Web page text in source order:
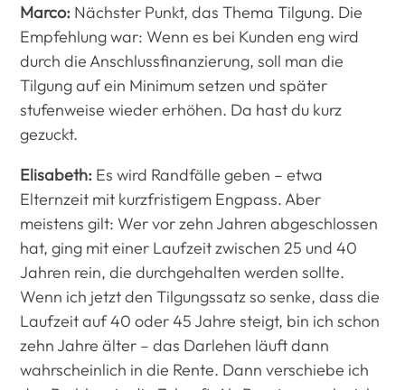
Marco: Nächster Punkt, das Thema Tilgung. Die
Empfehlung war: Wenn es bei Kunden eng wird
durch die Anschlussfinanzierung, soll man die
Tilgung auf ein Minimum setzen und später
stufenweise wieder erhöhen. Da hast du kurz
gezuckt.
Elisabeth: Es wird Randfälle geben – etwa
Elternzeit mit kurzfristigem Engpass. Aber
meistens gilt: Wer vor zehn Jahren abgeschlossen
hat, ging mit einer Laufzeit zwischen 25 und 40
Jahren rein, die durchgehalten werden sollte.
Wenn ich jetzt den Tilgungssatz so senke, dass die
Laufzeit auf 40 oder 45 Jahre steigt, bin ich schon
zehn Jahre älter – das Darlehen läuft dann
wahrscheinlich in die Rente. Dann verschiebe ich